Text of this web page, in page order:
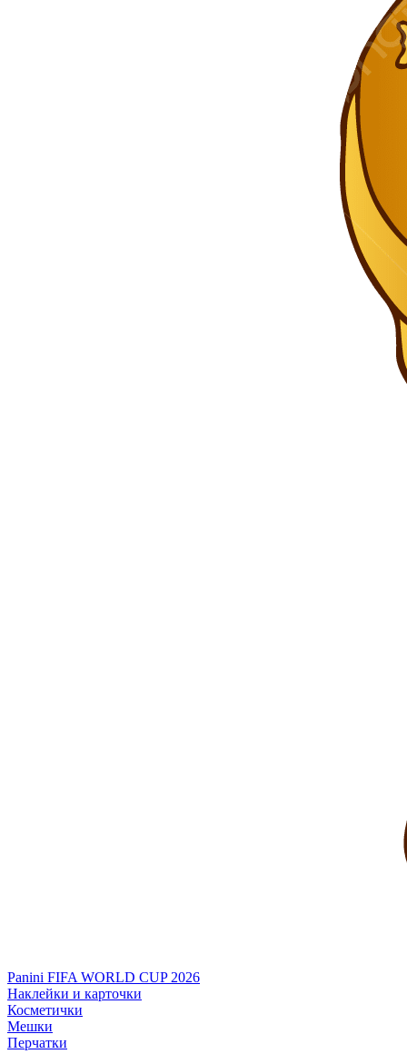
Panini FIFA WORLD CUP 2026
Наклейки и карточки
Косметички
Мешки
Перчатки